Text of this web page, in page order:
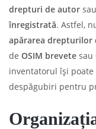
drepturi de autor
înregistrată. Astfel,
apărarea drepturilor
de OSIM brevete sau
inventatorul își
despăgubiri pentru